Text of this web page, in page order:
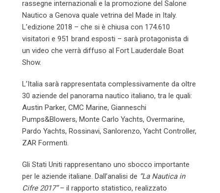
rassegne internazionali e la promozione del Salone
Nautico a Genova quale vetrina del Made in Italy.
L’edizione 2018 – che si è chiusa con 174.610
visitatori e 951 brand esposti – sarà protagonista di
un video che verrà diffuso al Fort Lauderdale Boat
Show.
L’Italia sarà rappresentata complessivamente da oltre
30 aziende del panorama nautico italiano, tra le quali:
Austin Parker, CMC Marine, Gianneschi
Pumps&Blowers, Monte Carlo Yachts, Overmarine,
Pardo Yachts, Rossinavi, Sanlorenzo, Yacht Controller,
ZAR Formenti.
Gli Stati Uniti rappresentano uno sbocco importante
per le aziende italiane. Dall’analisi de “La Nautica in
Cifre 2017”– il rapporto statistico, realizzato